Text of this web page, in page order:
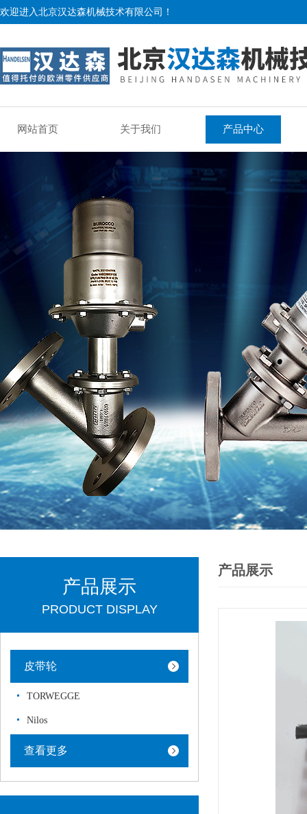
欢迎进入北京汉达森机械技术有限公司！
网站首页 关于我们 产品中心
产品展示
PRODUCT DISPLAY
皮带轮
TORWEGGE
Nilos
查看更多
产品展示